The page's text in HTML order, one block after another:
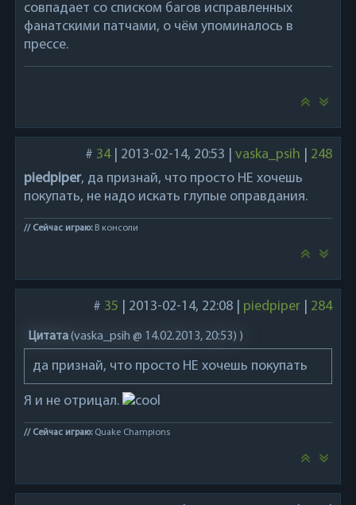
совпадает со списком багов исправленных
фанатскими патчами, о чём упоминалось в
прессе.
# 34| 2013-02-14, 20:53 vaska_psih
248
piedpiper, да признай, что просто НЕ хочешь
покупать, не надо искать глупые оправдания.
// Сейчас играю:В консоли
# 35 2013-02-14, 22:08 piedpiper| 284
Цитата(vaska_psih @ 14.02.2013, 20:53) )
да признай, что просто НЕ хочешь покупать
Я и не отрицал.
// Сейчас играю:Quake Champions